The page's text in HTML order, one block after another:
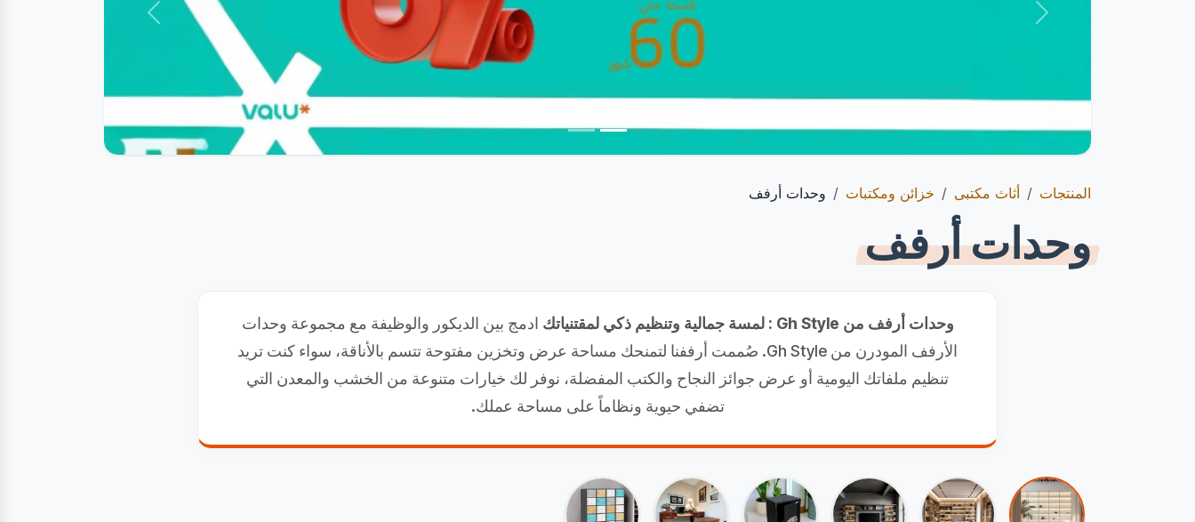
السابق التالي
المنتجات أثاث مكتبى خزائن ومكتبات وحدات أرفف
وحدات أرفف
وحدات أرفف من Gh Style : لمسة جمالية وتنظيم ذكي لمقتنياتك
ادمج بين الديكور والوظيفة مع مجموعة وحدات
الأرفف المودرن من Gh Style. صُممت أرففنا لتمنحك مساحة عرض وتخزين مفتوحة تتسم بالأناقة، سواء كنت تريد
تنظيم ملفاتك اليومية أو عرض جوائز النجاح والكتب المفضلة، نوفر لك خيارات متنوعة من الخشب والمعدن التي
تضفي حيوية ونظاماً على مساحة عملك.